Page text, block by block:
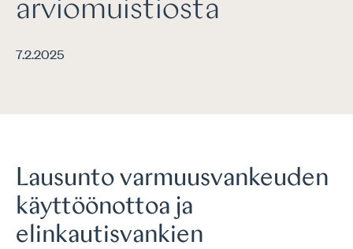
arviomuistiosta
7.2.2025
Lausunto varmuusvankeuden
käyttöönottoa ja
elinkautisvankien